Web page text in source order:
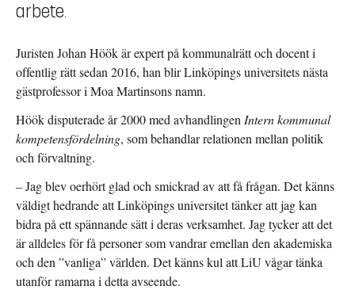
arbete.
Juristen Johan Höök är expert på kommunalrätt och docent i
offentlig rätt sedan 2016, han blir Linköpings universitets nästa
gästprofessor i Moa Martinsons namn.
Höök disputerade år 2000 med avhandlingen Intern kommunal
kompetensfördelning, som behandlar relationen mellan politik
och förvaltning.
– Jag blev oerhört glad och smickrad av att få frågan. Det känns
väldigt hedrande att Linköpings universitet tänker att jag kan
bidra på ett spännande sätt i deras verksamhet. Jag tycker att det
är alldeles för få personer som vandrar emellan den akademiska
och den ”vanliga” världen. Det känns kul att LiU vågar tänka
utanför ramarna i detta avseende.